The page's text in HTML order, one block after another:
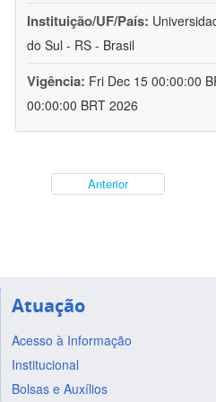
Instituição/UF/País:
do Sul - RS - Brasil
Vigência: Fri Dec 15 00:00:00
00:00:00 BRT 2026
Anterior
Atuação
Acesso à Informação
Institucional
Bolsas e Auxílios